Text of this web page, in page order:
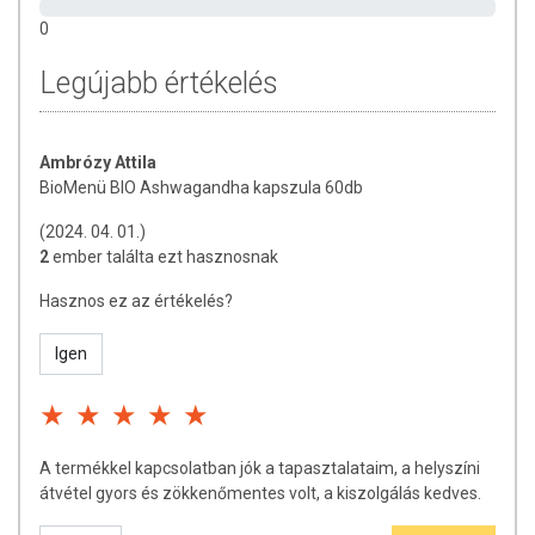
Összetevők:
Hatóanyagok napi 1 kapszulában:
Ashwagandha gyökérpor
Tárolás: Száraz, hűvös helyen, napfénytől védve.
Forgalmazó: Caleido IT-Outsource Kft.
Az oldalunkon található adatokat folyamatosan frissítjük, és törekszünk
a pontosságra. Ugyanakkor szeretnénk felhívni a figyelmet, hogy a
összetétel-, és allergén információkat is) kizárólag tájékoztató
jellegűek, a tényleges értékek eltérhetnek az élelmiszerek
természetéből adódóan. A legfrissebb, aktuális információkat a
0
Legújabb értékelés
Ambrózy Attila
BioMenü BIO Ashwagandha kapszula 60db
(2024. 04. 01.)
2ember találta ezt hasznosnak
Hasznos ez az értékelés?
Igen
A termékkel kapcsolatban jók a tapasztalataim, a helyszíni
átvétel gyors és zökkenőmentes volt, a kiszolgálás kedves.